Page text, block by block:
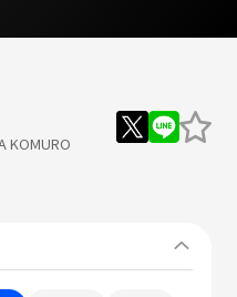
KOMURO